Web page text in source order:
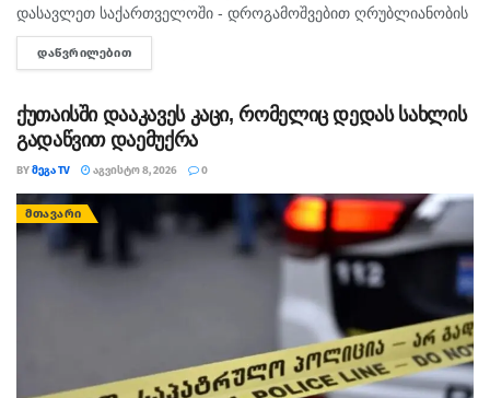
დასავლეთ საქართველოში - დროგამოშვებით ღრუბლიანობის
მომატება. უმეტეს რაიონში ხანმოკლე წვიმა და ელჭექი, ზოგან
ძლიერი. დასავლეთის ქარი 10-15 მ/წმ, ელჭექის დროს
ᲓᲐᲬᲕᲠᲘᲚᲔᲑᲘᲗ
ქუთაისში დააკავეს კაცი, რომელიც დედას სახლის
გადაწვით დაემუქრა
BYᲛᲔᲒᲐ TV ᲐᲒᲕᲘᲡᲢᲝ 8, 2026 0
ᲛᲗᲐᲕᲐᲠᲘ